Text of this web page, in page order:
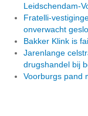
Leidschendam-
Fratelli-
onverwacht
Bakker Klink is
Jarenlange
drugshandel bij
Voorburgs pand